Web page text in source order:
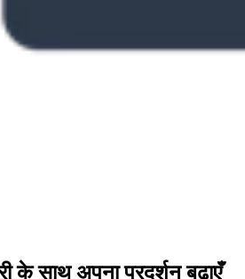
के साथ अपना प्रदर्शन बढ़ाएँ